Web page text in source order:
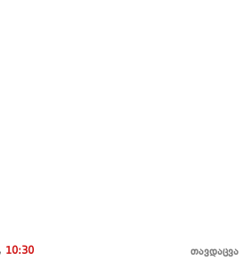
10:30 თავდაცვა